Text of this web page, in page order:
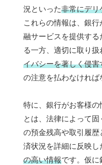
況といった非常にデリ
これらの情報は、銀
融サービスを提供す
る一方、適切に取り
イバシーを著しく侵害
の注意を払わなければ
特に、銀行がお客様の
とは、法律によって
の預金残高や取引履
済状況を詳細に反映
の高い情報です。仮に